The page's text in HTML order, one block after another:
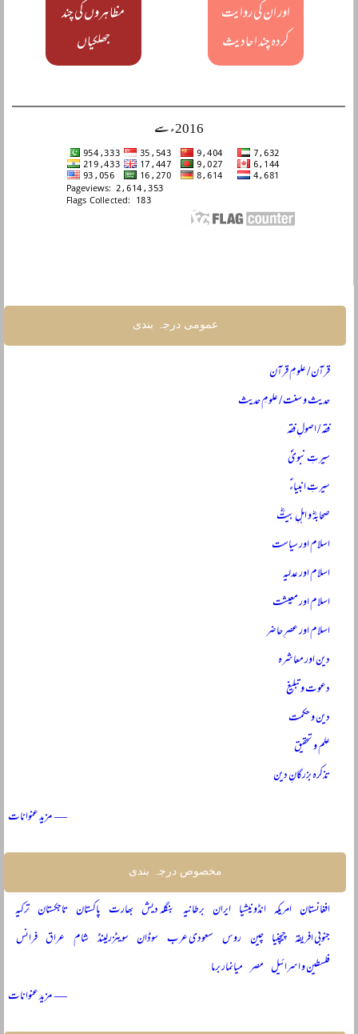
اور ان کی روایت
کردہ چند احادیث
مظاہروں کی چند
جھلکیاں
2016ء سے
عمومی درجہ بندی
قرآن / علومِ قرآن
حدیث و سنت / علومِ حدیث
فقہ / اصولِ فقہ
سیرتِ نبویؐ
سیرتِ انبیاءؑ
صحابہؓ و اہلِ بیتؓ
اسلام اور سیاست
اسلام اور عدلیہ
اسلام اور معیشت
اسلام اور عصرِ حاضر
دین اور معاشرہ
دعوت و تبلیغ
دین و حکمت
علم و تحقیق
تذکرہ بزرگانِ دین
— مزید عنوانات
مخصوص درجہ بندی
افغانستان امریکہ انڈونیشیا ایران برطانیہ بنگلہ دیش بھارت پاکستان تاجکستان ترکیہ
جنوبی افریقہ چیچنیا چین روس سعودی عرب سوڈان سویٹزرلینڈ شام عراق فرانس
فلسطین و اسرائیل مصر میانمار برما
— مزید عنوانات